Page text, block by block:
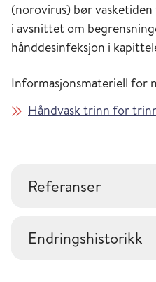
(norovirus) bør
i avsnittet om
hånddesinfeksjon i
Informasjonsmateriell for
Håndvask trinn for
Referanser
Endringshistorikk